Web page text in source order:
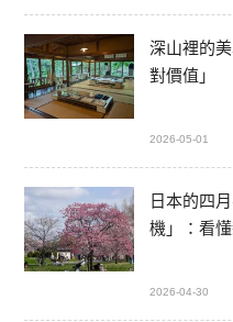
深山裡的
對價值」
2026-05-01
日本的四
機」：看
2026-04-30